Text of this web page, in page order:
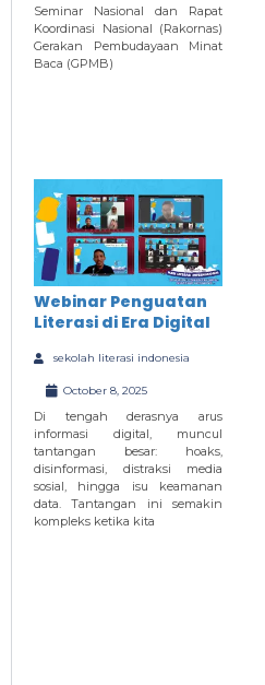
Seminar Nasional dan Rapat
Koordinasi Nasional (Rakornas)
Gerakan Pembudayaan Minat
Baca (GPMB)
Webinar Penguatan
Literasi di Era Digital
sekolah literasi indonesia
October 8, 2025
Di tengah derasnya arus
informasi digital, muncul
tantangan besar: hoaks,
disinformasi, distraksi media
sosial, hingga isu keamanan
data. Tantangan ini semakin
kompleks ketika kita